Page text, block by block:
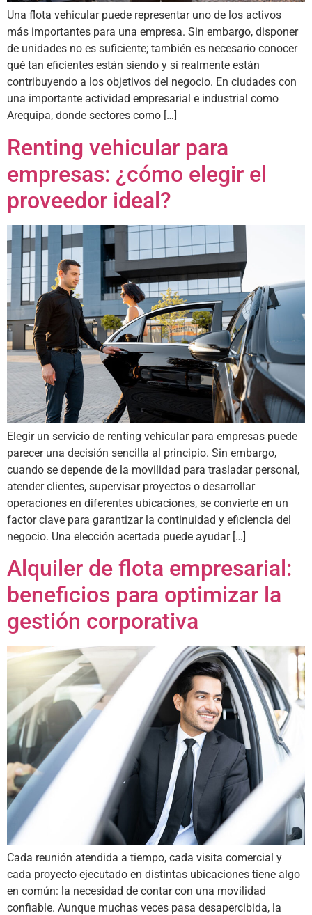
Una flota vehicular puede representar uno de los activos
más importantes para una empresa. Sin embargo, disponer
de unidades no es suficiente; también es necesario conocer
qué tan eficientes están siendo y si realmente están
contribuyendo a los objetivos del negocio. En ciudades con
una importante actividad empresarial e industrial como
Arequipa, donde sectores como […]
Renting vehicular para
empresas: ¿cómo elegir el
proveedor ideal?
Elegir un servicio de renting vehicular para empresas puede
parecer una decisión sencilla al principio. Sin embargo,
cuando se depende de la movilidad para trasladar personal,
atender clientes, supervisar proyectos o desarrollar
operaciones en diferentes ubicaciones, se convierte en un
factor clave para garantizar la continuidad y eficiencia del
negocio. Una elección acertada puede ayudar […]
Alquiler de flota empresarial:
beneficios para optimizar la
gestión corporativa
Cada reunión atendida a tiempo, cada visita comercial y
cada proyecto ejecutado en distintas ubicaciones tiene algo
en común: la necesidad de contar con una movilidad
confiable. Aunque muchas veces pasa desapercibida, la